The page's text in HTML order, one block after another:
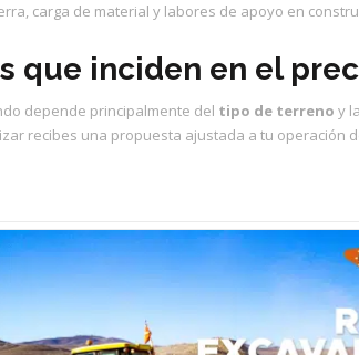
carga de material y labores de apoyo en
que inciden en el
depende principalmente del tipo de terreno y
recibes una propuesta ajustada a tu operación